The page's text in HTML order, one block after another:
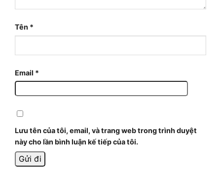
Tên *
Email *
Lưu tên của tôi, email, và trang web trong trình duyệt
này cho lần bình luận kế tiếp của tôi.